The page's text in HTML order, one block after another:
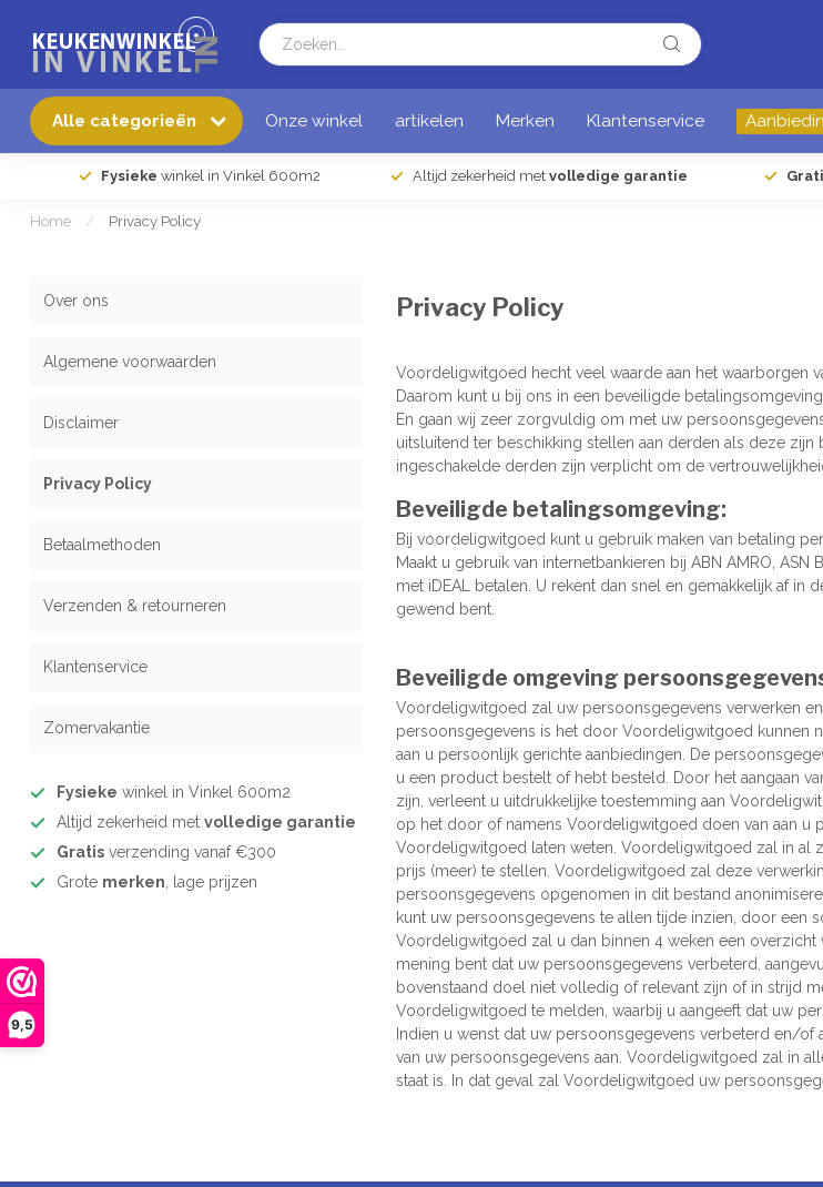
9,5
Alle categorieën Onze winkel artikelen Merken Klantenservice
Fysieke winkel in Vinkel 600m2 Altijd zekerheid met volledige garantie
Home / Privacy Policy
Over ons
Algemene voorwaarden
Disclaimer
Privacy Policy
Betaalmethoden
Verzenden & retourneren
Klantenservice
Zomervakantie
Fysieke winkel in Vinkel 600m2
Altijd zekerheid met volledige garantie
Gratis verzending vanaf €300
Grote merken , lage prijzen
Privacy Policy
Voordeligwitgoed hecht veel waarde aan het waarborgen
Daarom kunt u bij ons in een beveiligde
En gaan wij zeer zorgvuldig om met uw
uitsluitend ter beschikking stellen aan derden als deze
ingeschakelde derden zijn verplicht om de
Beveiligde betalingsomgeving:
Bij voordeligwitgoed kunt u gebruik maken van betaling
Maakt u gebruik van internetbankieren bij ABN AMRO, ASN
met iDEAL betalen. U rekent dan snel en gemakkelijk af in
gewend bent.
Beveiligde omgeving
Voordeligwitgoed zal uw persoonsgegevens verwerken
persoonsgegevens is het door Voordeligwitgoed kunnen
aan u persoonlijk gerichte aanbiedingen. De
u een product bestelt of hebt besteld. Door het aangaan
zijn, verleent u uitdrukkelijke toestemming aan
op het door of namens Voordeligwitgoed doen van aan u
Voordeligwitgoed laten weten. Voordeligwitgoed zal in al
prijs (meer) te stellen. Voordeligwitgoed zal deze
persoonsgegevens opgenomen in dit bestand
kunt uw persoonsgegevens te allen tijde inzien, door een
Voordeligwitgoed zal u dan binnen 4 weken een
mening bent dat uw persoonsgegevens verbeterd,
bovenstaand doel niet volledig of relevant zijn of in strijd
Voordeligwitgoed te melden, waarbij u aangeeft dat uw
Indien u wenst dat uw persoonsgegevens verbeterd en/
van uw persoonsgegevens aan. Voordeligwitgoed zal in
staat is. In dat geval zal Voordeligwitgoed uw